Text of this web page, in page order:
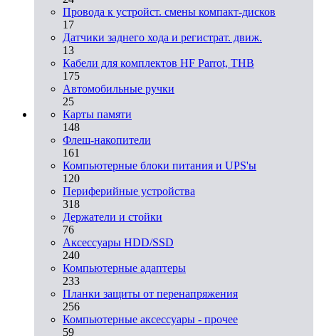
Провода к устройст. смены компакт-дисков
17
Датчики заднего хода и регистрат. движ.
13
Кабели для комплектов HF Parrot, THB
175
Автомобильные ручки
25
Карты памяти
148
Флеш-накопители
161
Компьютерные блоки питания и UPS'ы
120
Периферийные устройства
318
Держатели и стойки
76
Аксессуары HDD/SSD
240
Компьютерные адаптеры
233
Планки защиты от перенапряжения
256
Компьютерные аксессуары - прочее
59